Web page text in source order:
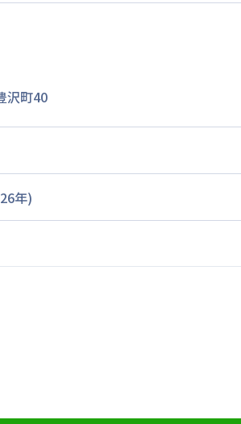
沢町40
26年)